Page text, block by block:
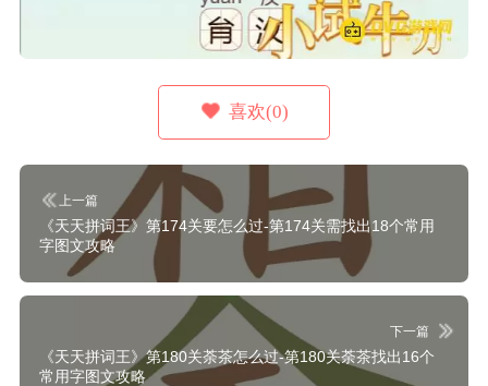
喜欢(0)
上一篇
《天天拼词王》第174关要怎么过-第174关需找出18个常用
字图文攻略
下一篇
《天天拼词王》第180关荼茶怎么过-第180关荼茶找出16个
常用字图文攻略